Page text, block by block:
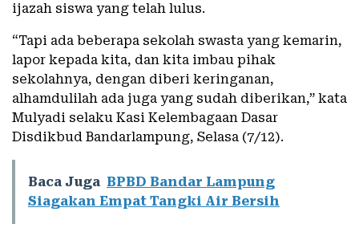
ijazah siswa yang telah lulus.
“Tapi ada beberapa sekolah swasta yang kemarin,
lapor kepada kita, dan kita imbau pihak
sekolahnya, dengan diberi keringanan,
alhamdulilah ada juga yang sudah diberikan,” kata
Mulyadi selaku Kasi Kelembagaan Dasar
Disdikbud Bandarlampung, Selasa (7/12).
Baca Juga BPBD Bandar Lampung
Siagakan Empat Tangki Air Bersih